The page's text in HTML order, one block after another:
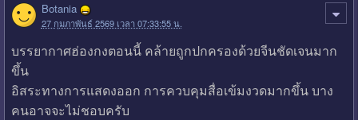
Botania
27 กุมภาพันธ์ 2569 เวลา 07:33:55 น.
บรรยากาศฮ่องกงตอนนี้ คล้ายถูกปกครองด้วยจีนชัดเจนมาก
ขึ้น
อิสระทางการแสดงออก การควบคุมสื่อเข้มงวดมากขึ้น บาง
คนอาจจะไม่ชอบครับ